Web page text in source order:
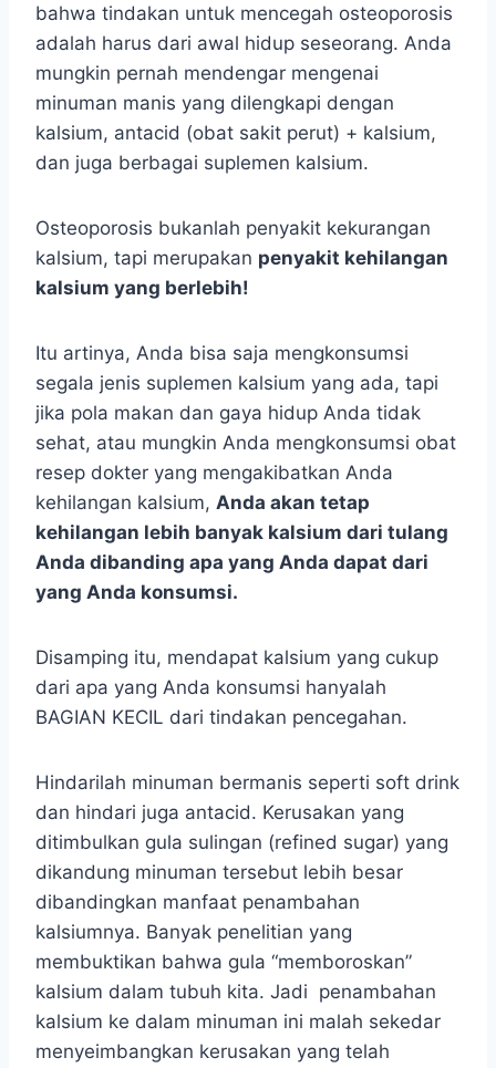
bahwa tindakan untuk mencegah osteoporosis
adalah harus dari awal hidup seseorang. Anda
mungkin pernah mendengar mengenai
minuman manis yang dilengkapi dengan
kalsium, antacid (obat sakit perut) + kalsium,
dan juga berbagai suplemen kalsium.
Osteoporosis bukanlah penyakit kekurangan
kalsium, tapi merupakan penyakit kehilangan
kalsium yang berlebih!
Itu artinya, Anda bisa saja mengkonsumsi
segala jenis suplemen kalsium yang ada, tapi
jika pola makan dan gaya hidup Anda tidak
sehat, atau mungkin Anda mengkonsumsi obat
resep dokter yang mengakibatkan Anda
kehilangan kalsium, Anda akan tetap
kehilangan lebih banyak kalsium dari tulang
Anda dibanding apa yang Anda dapat dari
yang Anda konsumsi.
Disamping itu, mendapat kalsium yang cukup
dari apa yang Anda konsumsi hanyalah
BAGIAN KECIL dari tindakan pencegahan.
Hindarilah minuman bermanis seperti soft drink
dan hindari juga antacid. Kerusakan yang
ditimbulkan gula sulingan (refined sugar) yang
dikandung minuman tersebut lebih besar
dibandingkan manfaat penambahan
kalsiumnya. Banyak penelitian yang
membuktikan bahwa gula “memboroskan”
kalsium dalam tubuh kita. Jadi penambahan
kalsium ke dalam minuman ini malah sekedar
menyeimbangkan kerusakan yang telah